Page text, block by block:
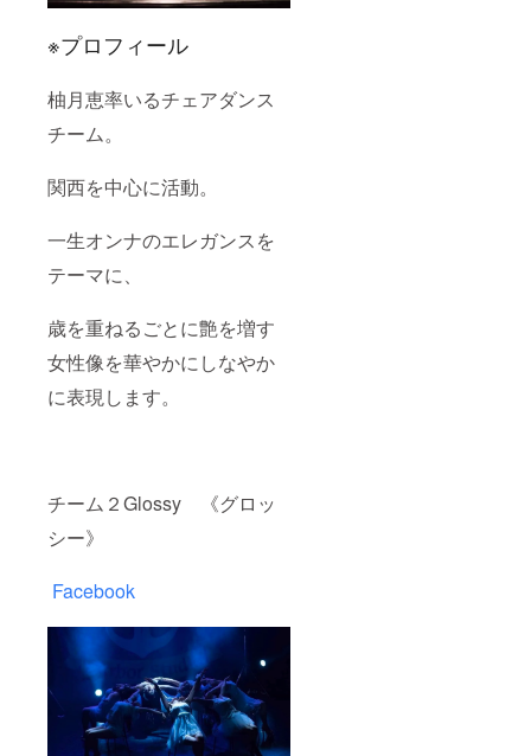
※プロフィール
柚月恵率いるチェアダンス
チーム。
関西を中心に活動。
一生オンナのエレガンスを
テーマに、
歳を重ねるごとに艶を増す
女性像を華やかにしなやか
に表現します。
チーム２Glossy 《グロッ
シー》
Facebook